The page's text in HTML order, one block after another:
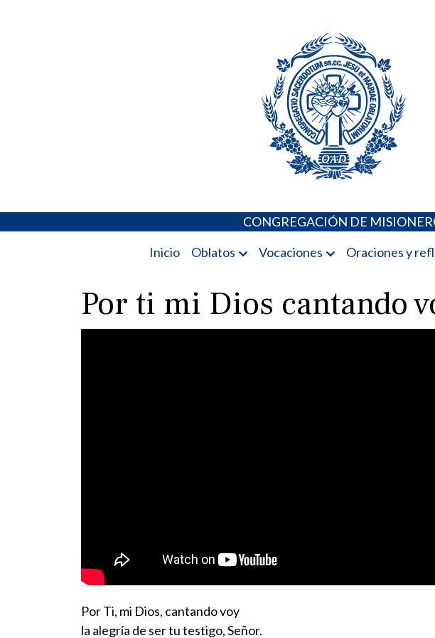
CONGREGACIÓN DE
Inicio
Oblatos Vocaciones Oraciones y
Por ti mi Dios cantando
Por Ti, mi Dios, cantando voy
la alegría de ser tu testigo, Señor.